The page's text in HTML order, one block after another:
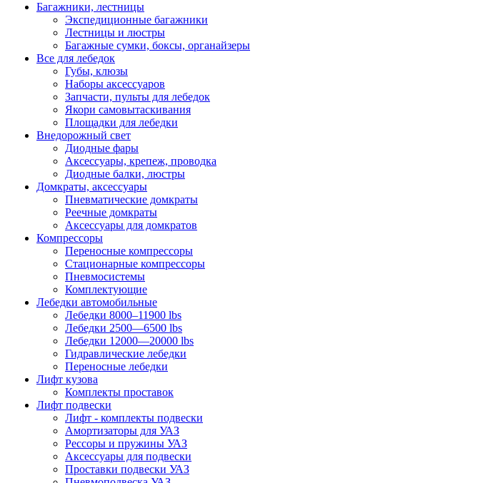
Багажники, лестницы
Экспедиционные багажники
Лестницы и люстры
Багажные сумки, боксы, органайзеры
Все для лебедок
Губы, клюзы
Наборы аксессуаров
Запчасти, пульты для лебедок
Якори самовытаскивания
Площадки для лебедки
Внедорожный свет
Диодные фары
Аксессуары, крепеж, проводка
Диодные балки, люстры
Домкраты, аксессуары
Пневматические домкраты
Реечные домкраты
Аксессуары для домкратов
Компрессоры
Переносные компрессоры
Стационарные компрессоры
Пневмосистемы
Комплектующие
Лебедки автомобильные
Лебедки 8000–11900 lbs
Лебедки 2500—6500 lbs
Лебедки 12000—20000 lbs
Гидравлические лебедки
Переносные лебедки
Лифт кузова
Комплекты проставок
Лифт подвески
Лифт - комплекты подвески
Амортизаторы для УАЗ
Рессоры и пружины УАЗ
Аксессуары для подвески
Проставки подвески УАЗ